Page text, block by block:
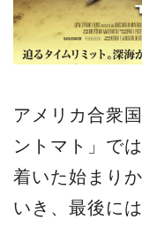
アメリカ合衆
ントマト」で
着いた始まり
いき、最後に